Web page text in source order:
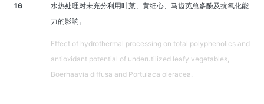
16
水热处理对未充分利用叶菜、黄细心、马齿苋总多酚及抗氧化能
力的影响。
Effect of hydrothermal processing on total polyphenolics and
antioxidant potential of underutilized leafy vegetables,
Boerhaavia diffusa and Portulaca oleracea.